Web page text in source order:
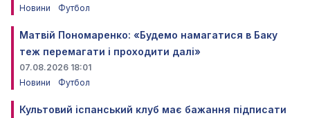
Новини
Футбол
Матвій Пономаренко: «Будемо намагатися в Баку
теж перемагати і проходити далі»
07.08.2026 18:01
Новини
Футбол
Культовий іспанський клуб має бажання підписати